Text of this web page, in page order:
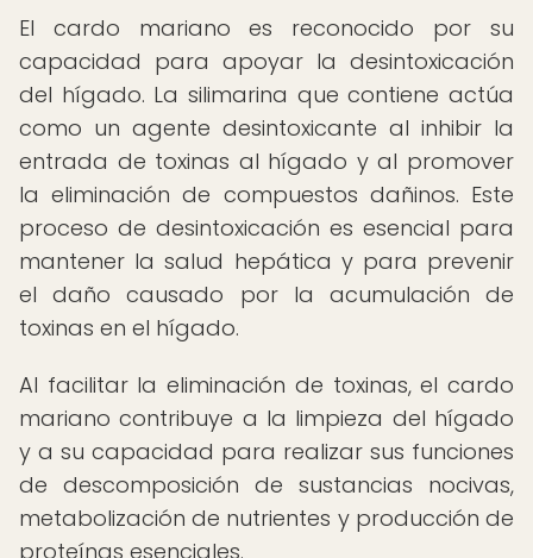
El cardo mariano es reconocido por su
capacidad para apoyar la desintoxicación
del hígado. La silimarina que contiene actúa
como un agente desintoxicante al inhibir la
entrada de toxinas al hígado y al promover
la eliminación de compuestos dañinos. Este
proceso de desintoxicación es esencial para
mantener la salud hepática y para prevenir
el daño causado por la acumulación de
toxinas en el hígado.
Al facilitar la eliminación de toxinas, el cardo
mariano contribuye a la limpieza del hígado
y a su capacidad para realizar sus funciones
de descomposición de sustancias nocivas,
metabolización de nutrientes y producción de
proteínas esenciales.